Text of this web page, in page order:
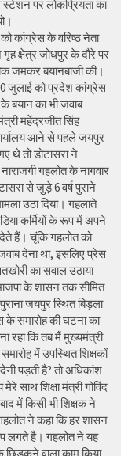
पर लोकप्रियता का
कांग्रेस के वरिष्ठ नेता
क्षेत्र जोधपुर के दौरे पर
जमकर बयानबाजी की।
जुलाई को प्रदेश कांग्रेस
बयान का भी जवाब
महेंद्रजीत सिंह
आने से पहले जयपुर
थे तो डोटासरा ने
गहलोत के नागवार
से जुड़े 6 वर्ष पुराने
उठा दिया। गहलाते
कर्मियों के रूप में अपने
हैं। चूंकि गहलोत को
देना था, इसलिए प्रेस
का सवाल उठाया
के शासन तक सीमित
जयपुर स्थित बिड़ला
के समारोह की घटना का
रहा कि तब मैं मुख्यमंत्री
में उपस्थित शिक्षकों
पड़ती है? तो अधिकांश
साथ शिक्षा मंत्री गोविंद
में किसी भी शिक्षक ने
ने कहा कि हर शासन
लगते है। गहलोत ने यह